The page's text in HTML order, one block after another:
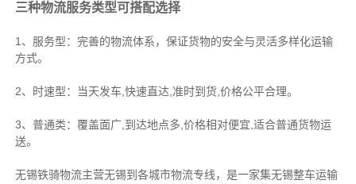
三种物流服务类型可搭配选择
1、服务型：完善的物流体系，保证货物的安全与灵活多样化运输
方式。
2、时速型：当天发车,快速直达,准时到货,价格公平合理。
3、普通类：覆盖面广,到达地点多,价格相对便宜,适合普通货物运
送。
无锡铁骑物流主营无锡到各城市物流专线，是一家集无锡整车运输